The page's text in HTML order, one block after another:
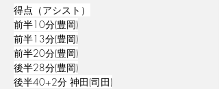
得点（アシスト）
前半10分(豊岡)
前半13分(豊岡)
前半20分(豊岡)
後半28分(豊岡)
後半40+2分 神田(司田)